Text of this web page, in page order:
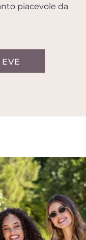
piacevole da